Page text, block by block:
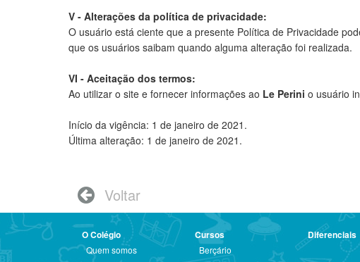
V - Alterações da política de privacidade:
O usuário está ciente que a presente Política de Privacidade
que os usuários saibam quando alguma alteração foi realizada.
VI - Aceitação dos termos:
Ao utilizar o site e fornecer informações ao Le Perini o usuário
Início da vigência: 1 de janeiro de 2021.
Última alteração: 1 de janeiro de 2021.
 Voltar
O Colégio
Quem somos
Cursos
Berçário
Diferenciais